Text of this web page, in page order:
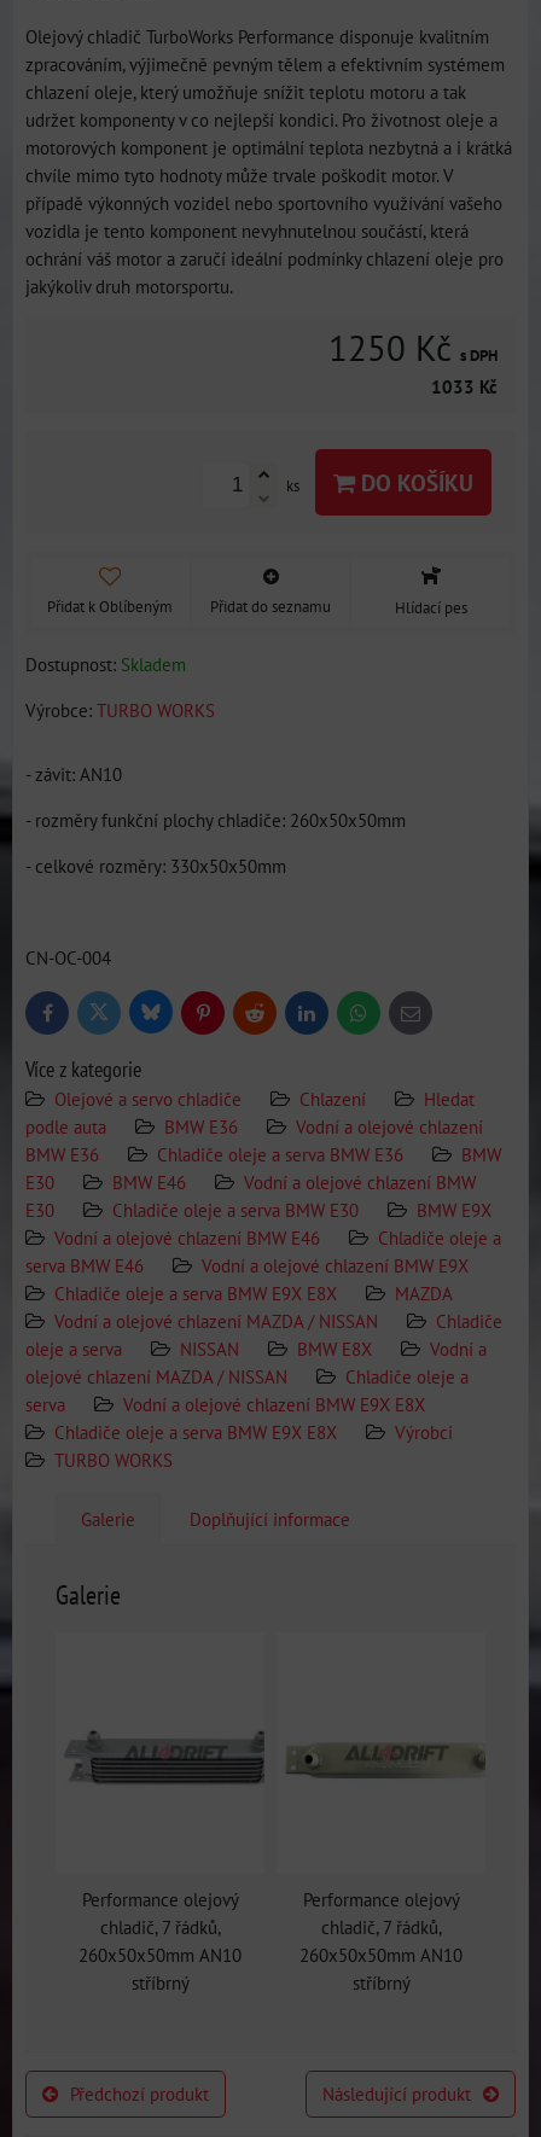
Olejový chladič TurboWorks Performance disponuje kvalitním
zpracováním, výjimečně pevným tělem a efektivním systémem
chlazení oleje, který umožňuje snížit teplotu motoru a tak
udržet komponenty v co nejlepší kondici. Pro životnost oleje a
motorových komponent je optimální teplota nezbytná a i krátká
chvíle mimo tyto hodnoty může trvale poškodit motor. V
případě výkonných vozidel nebo sportovního využívání vašeho
vozidla je tento komponent nevyhnutelnou součástí, která
ochrání váš motor a zaručí ideální podmínky chlazení oleje pro
jakýkoliv druh motorsportu.
1250 Kč s DPH
1033 Kč
ks DO KOŠÍKU
Přidat k Oblíbeným Přidat do seznamu Hlídací pes
Dostupnost: Skladem
Výrobce: TURBO WORKS
- závit: AN10
- rozměry funkční plochy chladiče: 260x50x50mm
- celkové rozměry: 330x50x50mm
CN-OC-004
FacebookTwitter BlueskyPinterestReddit LinkedInWhatsApp
E-
mail
Více z kategorie
Olejové a servo chladiče Chlazení
Hledat
podle auta
BMW E36
Vodní a olejové chlazení
BMW E36
Chladiče oleje a serva BMW E36
BMW
E30
BMW E46
Vodní a olejové chlazení BMW
E30
Chladiče oleje a serva BMW E30
BMW E9X
Vodní a olejové chlazení BMW E46
Chladiče oleje a
serva BMW E46
Vodní a olejové chlazení BMW E9X
Chladiče oleje a serva BMW E9X E8X
MAZDA
Vodní a olejové chlazení MAZDA / NISSAN
Chladiče
oleje a serva
NISSAN BMW E8X
Vodní a
olejové chlazení MAZDA / NISSAN
Chladiče oleje a
serva
Vodní a olejové chlazení BMW E9X E8X
Chladiče oleje a serva BMW E9X E8X
Výrobci
TURBO WORKS
Galerie Doplňující informace
Galerie
Performance olejový
chladič, 7 řádků,
260x50x50mm AN10
stříbrný
Performance olejový
chladič, 7 řádků,
260x50x50mm AN10
stříbrný
Předchozí produkt Následující produkt